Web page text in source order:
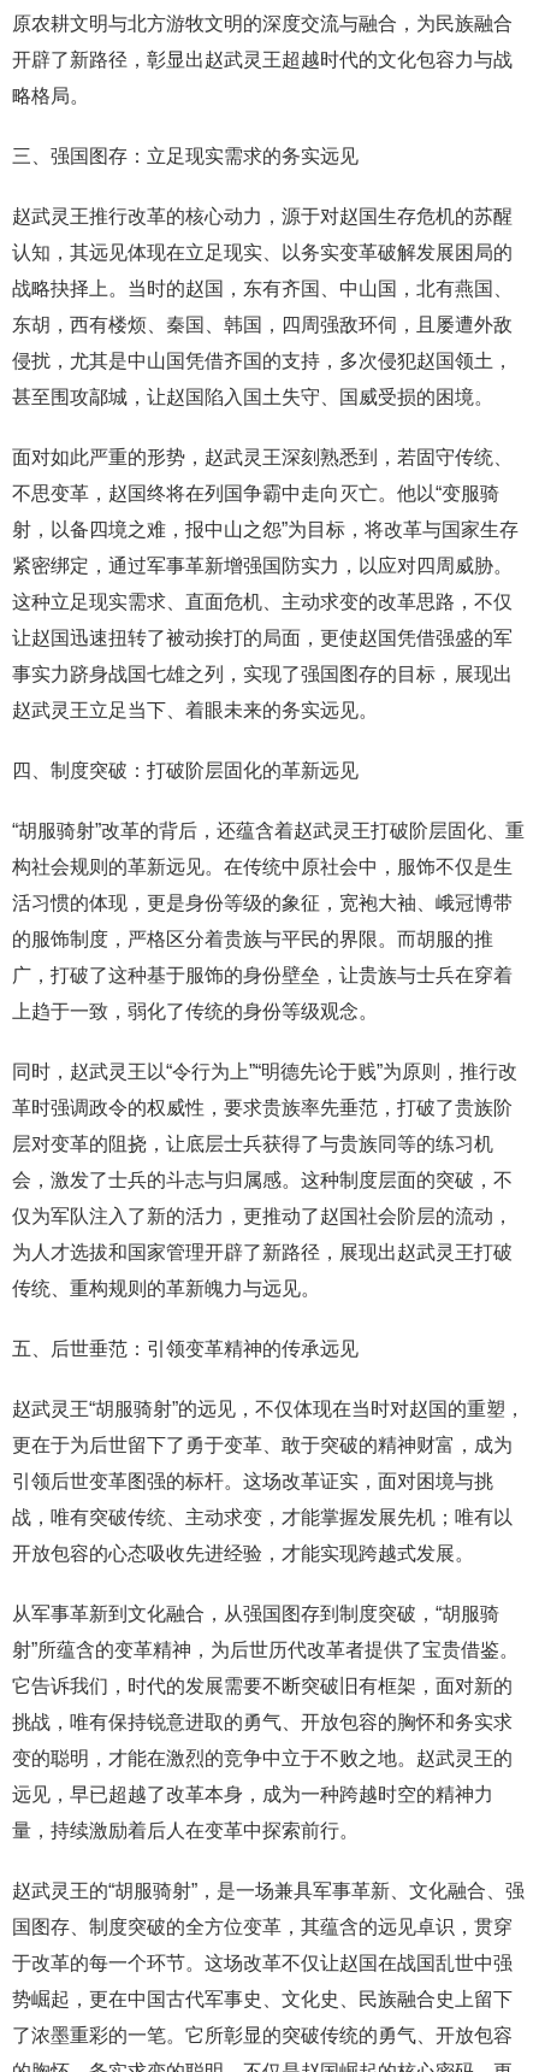
原农耕文明与北方游牧文明的深度交流与融合，为民族融合
开辟了新路径，彰显出赵武灵王超越时代的文化包容力与战
略格局。
三、强国图存：立足现实需求的务实远见
赵武灵王推行改革的核心动力，源于对赵国生存危机的苏醒
认知，其远见体现在立足现实、以务实变革破解发展困局的
战略抉择上。当时的赵国，东有齐国、中山国，北有燕国、
东胡，西有楼烦、秦国、韩国，四周强敌环伺，且屡遭外敌
侵扰，尤其是中山国凭借齐国的支持，多次侵犯赵国领土，
甚至围攻鄗城，让赵国陷入国土失守、国威受损的困境。
面对如此严重的形势，赵武灵王深刻熟悉到，若固守传统、
不思变革，赵国终将在列国争霸中走向灭亡。他以“变服骑
射，以备四境之难，报中山之怨”为目标，将改革与国家生存
紧密绑定，通过军事革新增强国防实力，以应对四周威胁。
这种立足现实需求、直面危机、主动求变的改革思路，不仅
让赵国迅速扭转了被动挨打的局面，更使赵国凭借强盛的军
事实力跻身战国七雄之列，实现了强国图存的目标，展现出
赵武灵王立足当下、着眼未来的务实远见。
四、制度突破：打破阶层固化的革新远见
“胡服骑射”改革的背后，还蕴含着赵武灵王打破阶层固化、重
构社会规则的革新远见。在传统中原社会中，服饰不仅是生
活习惯的体现，更是身份等级的象征，宽袍大袖、峨冠博带
的服饰制度，严格区分着贵族与平民的界限。而胡服的推
广，打破了这种基于服饰的身份壁垒，让贵族与士兵在穿着
上趋于一致，弱化了传统的身份等级观念。
同时，赵武灵王以“令行为上”“明德先论于贱”为原则，推行改
革时强调政令的权威性，要求贵族率先垂范，打破了贵族阶
层对变革的阻挠，让底层士兵获得了与贵族同等的练习机
会，激发了士兵的斗志与归属感。这种制度层面的突破，不
仅为军队注入了新的活力，更推动了赵国社会阶层的流动，
为人才选拔和国家管理开辟了新路径，展现出赵武灵王打破
传统、重构规则的革新魄力与远见。
五、后世垂范：引领变革精神的传承远见
赵武灵王“胡服骑射”的远见，不仅体现在当时对赵国的重塑，
更在于为后世留下了勇于变革、敢于突破的精神财富，成为
引领后世变革图强的标杆。这场改革证实，面对困境与挑
战，唯有突破传统、主动求变，才能掌握发展先机；唯有以
开放包容的心态吸收先进经验，才能实现跨越式发展。
从军事革新到文化融合，从强国图存到制度突破，“胡服骑
射”所蕴含的变革精神，为后世历代改革者提供了宝贵借鉴。
它告诉我们，时代的发展需要不断突破旧有框架，面对新的
挑战，唯有保持锐意进取的勇气、开放包容的胸怀和务实求
变的聪明，才能在激烈的竞争中立于不败之地。赵武灵王的
远见，早已超越了改革本身，成为一种跨越时空的精神力
量，持续激励着后人在变革中探索前行。
赵武灵王的“胡服骑射”，是一场兼具军事革新、文化融合、强
国图存、制度突破的全方位变革，其蕴含的远见卓识，贯穿
于改革的每一个环节。这场改革不仅让赵国在战国乱世中强
势崛起，更在中国古代军事史、文化史、民族融合史上留下
了浓墨重彩的一笔。它所彰显的突破传统的勇气、开放包容